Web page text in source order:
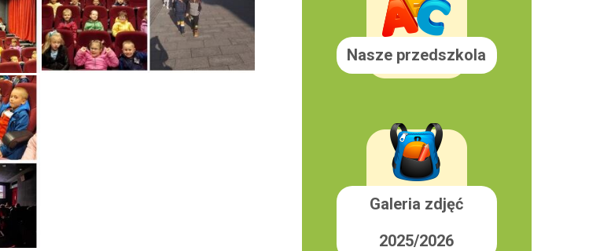
Nasze przedszkola
Galeria zdjęć
2025/2026